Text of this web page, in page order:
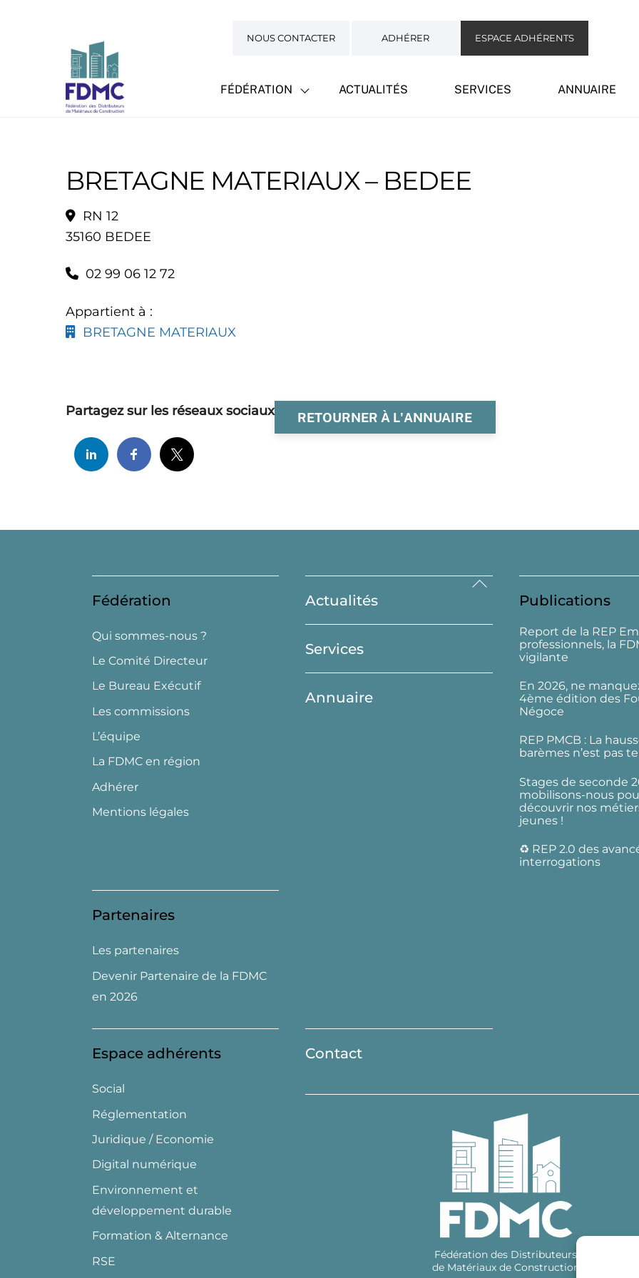
NOUS CONTACTER ADHÉRER ESPACE ADHÉRENTS
FÉDÉRATION ACTUALITÉS SERVICES ANNUAIRE
BRETAGNE MATERIAUX – BEDEE
RN 12
35160 BEDEE
02 99 06 12 72
Appartient à :
BRETAGNE MATERIAUX
RETOURNER À L'ANNUAIRE
Partagez sur les réseaux sociaux
Back
Top
Fédération
Qui sommes-nous ?
Le Comité Directeur
Le Bureau Exécutif
Les commissions
L’équipe
La FDMC en région
Adhérer
Mentions légales
Actualités
Services
Annuaire
Publications
Report de la REP
professionnels, la
vigilante
En 2026, ne
4ème édition des
Négoce
REP PMCB : La
barèmes n’est pas
Stages de seconde
mobilisons-nous
découvrir nos
jeunes !
♻️ REP 2.0 des
interrogations
Partenaires
Les partenaires
Devenir Partenaire de la FDMC
en 2026
Espace adhérents
Social
Réglementation
Juridique / Economie
Digital numérique
Environnement et
développement durable
Formation & Alternance
RSE
Contact
Fédération des Distributeurs
de Matériaux de Construction